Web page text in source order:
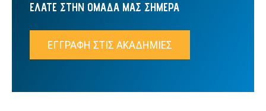
ΕΛΑΤΕ ΣΤΗΝ ΟΜΑΔΑ ΜΑΣ ΣΗΜΕΡΑ
ΕΓΓΡΑΦΗ ΣΤΙΣ ΑΚΑΔΗΜΙΕΣ